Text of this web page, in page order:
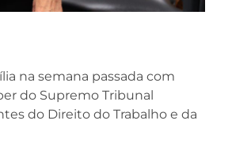
na semana passada com
do Supremo Tribunal
do Direito do Trabalho e da